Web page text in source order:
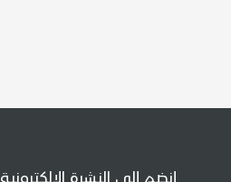
إنضم إلى النشرة الإلكترونية